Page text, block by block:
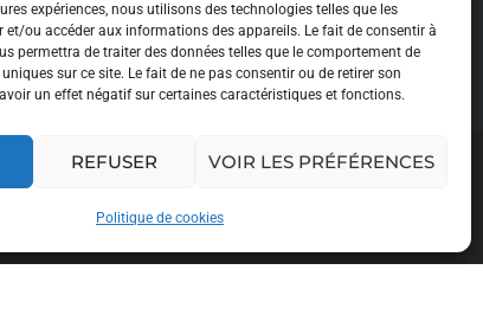
expériences, nous utilisons des technologies telles que les
et/ou accéder aux informations des appareils. Le fait de consentir à
permettra de traiter des données telles que le comportement de
sur ce site. Le fait de ne pas consentir ou de retirer son
un effet négatif sur certaines caractéristiques et fonctions.
REFUSER VOIR LES PRÉFÉRENCES
Politique de cookies
MOHAMED SERRAJI
ÉLECTRIQUES